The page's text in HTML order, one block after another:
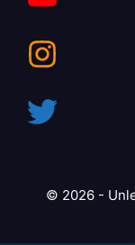
© 2026 -